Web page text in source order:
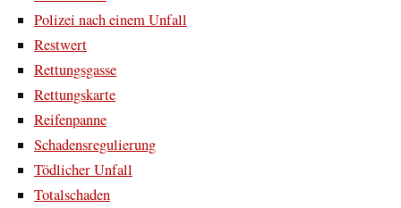
Polizei nach einem Unfall
Restwert
Rettungsgasse
Rettungskarte
Reifenpanne
Schadensregulierung
Tödlicher Unfall
Totalschaden